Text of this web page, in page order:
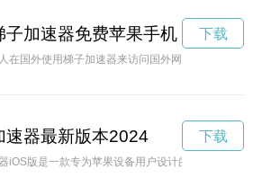
子加速器免费苹果手机
在国外使用梯子加速器来访问国外网站，而且很多
下载
速器最新版本2024
iOS版是一款专为苹果设备用户设计的网络加速工
下载